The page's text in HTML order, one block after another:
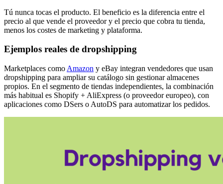
Tú nunca tocas el producto. El beneficio es la diferencia entre el
precio al que vende el proveedor y el precio que cobra tu tienda,
menos los costes de marketing y plataforma.
Ejemplos reales de dropshipping
Marketplaces como Amazon y eBay integran vendedores que usan
dropshipping para ampliar su catálogo sin gestionar almacenes
propios. En el segmento de tiendas independientes, la combinación
más habitual es Shopify + AliExpress (o proveedor europeo), con
aplicaciones como DSers o AutoDS para automatizar los pedidos.